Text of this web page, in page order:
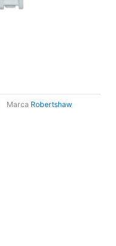
Marca Robertshaw